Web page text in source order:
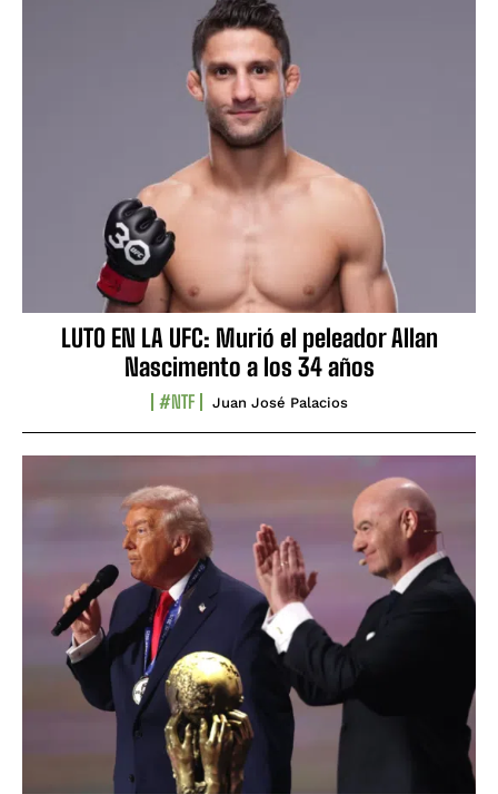
LUTO EN LA UFC: Murió el peleador Allan
Nascimento a los 34 años
#NTF Juan José Palacios